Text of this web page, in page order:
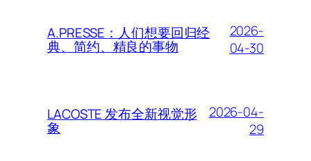
A.PRESSE：人们想要回归经
典、简约、精良的事物
2026-
04-30
LACOSTE 发布全新视觉形
象
2026-04-
29